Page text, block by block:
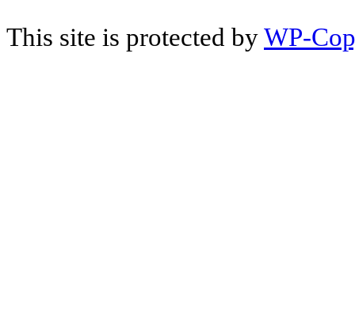
This site is protected byWP-